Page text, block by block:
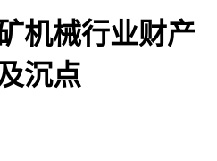
机械行业财产
沉点